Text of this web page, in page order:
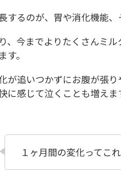
するのが、胃や消化機能、
、今までよりたくさんミ
す。
が追いつかずにお腹が張
に感じて泣くことも増えま
１ヶ月間の変化ってこ